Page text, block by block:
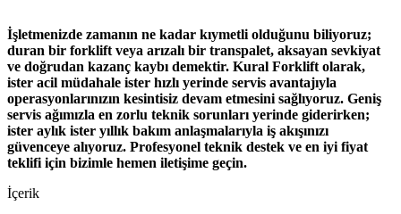
İşletmenizde zamanın ne kadar kıymetli olduğunu biliyoruz;
duran bir forklift veya arızalı bir transpalet, aksayan sevkiyat
ve doğrudan kazanç kaybı demektir. Kural Forklift olarak,
ister acil müdahale ister hızlı yerinde servis avantajıyla
operasyonlarınızın kesintisiz devam etmesini sağlıyoruz. Geniş
servis ağımızla en zorlu teknik sorunları yerinde giderirken;
ister aylık ister yıllık bakım anlaşmalarıyla iş akışınızı
güvenceye alıyoruz. Profesyonel teknik destek ve en iyi fiyat
teklifi için bizimle hemen iletişime geçin.
İçerik